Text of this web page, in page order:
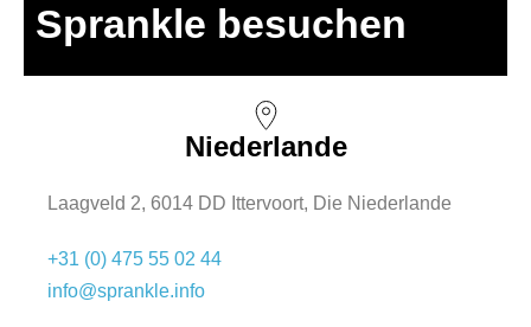
Sprankle besuchen
Niederlande
Laagveld 2, 6014 DD Ittervoort, Die Niederlande
+31 (0) 475 55 02 44
info@sprankle.info